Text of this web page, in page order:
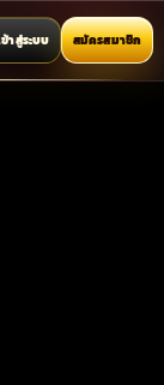
ข้าสู่ระบบ สมัครสมาชิก